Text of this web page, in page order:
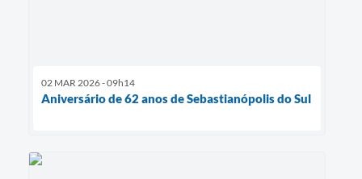
02 MAR 2026 - 09h14
Aniversário de 62 anos de Sebastianópolis do Sul